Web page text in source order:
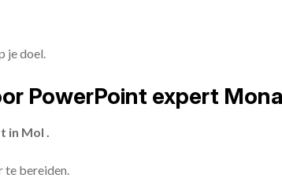
je doel.
PowerPoint expert
in Mol .
te bereiden.